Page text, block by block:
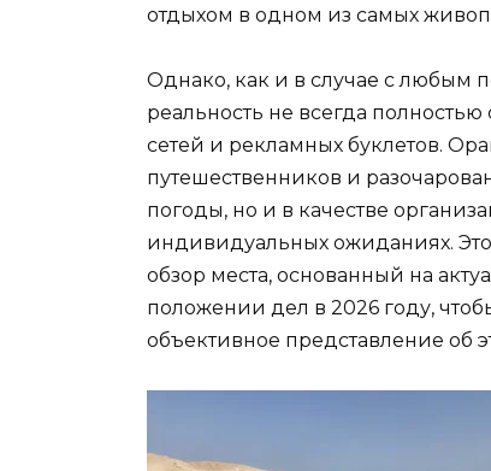
отдыхом в одном из самых
Однако, как и в случае с любым
реальность не всегда
сетей и рекламных буклетов.
путешественников и
погоды, но и в качестве
индивидуальных ожиданиях.
обзор места, основанный на
положении дел в 2026 году,
объективное представление об